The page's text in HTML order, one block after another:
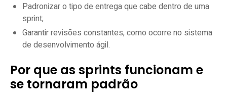
Padronizar o tipo de entrega que cabe dentro de uma
sprint;
Garantir revisões constantes, como ocorre no sistema
de desenvolvimento ágil.
Por que as sprints funcionam e
se tornaram padrão